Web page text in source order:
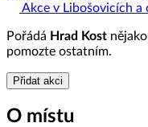
Akce v Libošovicích a
Pořádá Hrad Kost
pomozte ostatním.
Přidat akci
O místu